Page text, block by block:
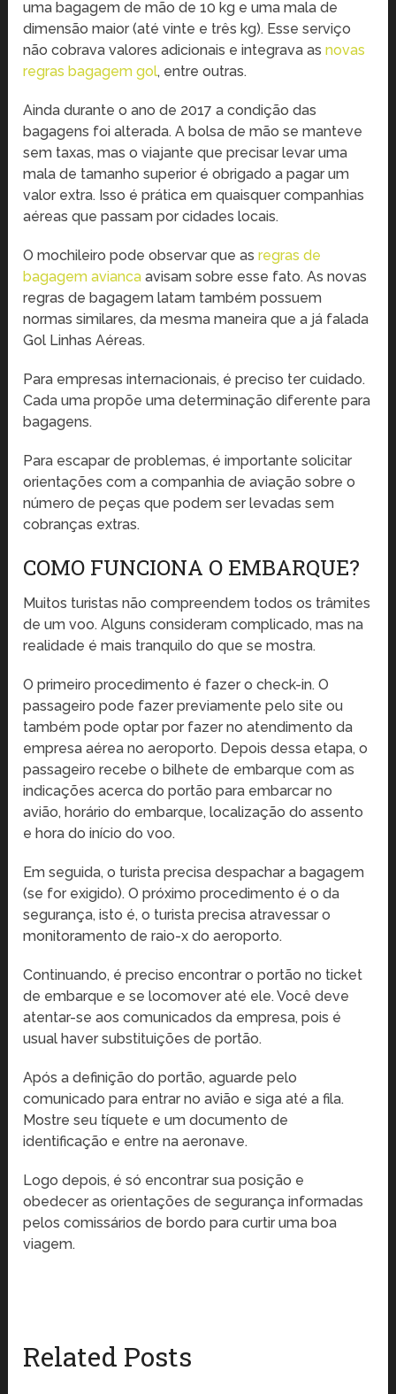
uma bagagem de mão de 10 kg e uma mala de
dimensão maior (até vinte e três kg). Esse serviço
não cobrava valores adicionais e integrava asnovas
regras bagagem gol, entre outras.
Ainda durante o ano de 2017 a condição das
bagagens foi alterada. A bolsa de mão se manteve
sem taxas, mas o viajante que precisar levar uma
mala de tamanho superior é obrigado a pagar um
valor extra. Isso é prática em quaisquer companhias
aéreas que passam por cidades locais.
O mochileiro pode observar que asregras de
bagagem avianca avisam sobre esse fato. As novas
regras de bagagem latam também possuem
normas similares, da mesma maneira que a já falada
Gol Linhas Aéreas.
Para empresas internacionais, é preciso ter cuidado.
Cada uma propõe uma determinação diferente para
bagagens.
Para escapar de problemas, é importante solicitar
orientações com a companhia de aviação sobre o
número de peças que podem ser levadas sem
cobranças extras.
COMO FUNCIONA O EMBARQUE?
Muitos turistas não compreendem todos os trâmites
de um voo. Alguns consideram complicado, mas na
realidade é mais tranquilo do que se mostra.
O primeiro procedimento é fazer o check-in. O
passageiro pode fazer previamente pelo site ou
também pode optar por fazer no atendimento da
empresa aérea no aeroporto. Depois dessa etapa, o
passageiro recebe o bilhete de embarque com as
indicações acerca do portão para embarcar no
avião, horário do embarque, localização do assento
e hora do início do voo.
Em seguida, o turista precisa despachar a bagagem
(se for exigido). O próximo procedimento é o da
segurança, isto é, o turista precisa atravessar o
monitoramento de raio-x do aeroporto.
Continuando, é preciso encontrar o portão no ticket
de embarque e se locomover até ele. Você deve
atentar-se aos comunicados da empresa, pois é
usual haver substituições de portão.
Após a definição do portão, aguarde pelo
comunicado para entrar no avião e siga até a fila.
Mostre seu tíquete e um documento de
identificação e entre na aeronave.
Logo depois, é só encontrar sua posição e
obedecer as orientações de segurança informadas
pelos comissários de bordo para curtir uma boa
viagem.
Related Posts